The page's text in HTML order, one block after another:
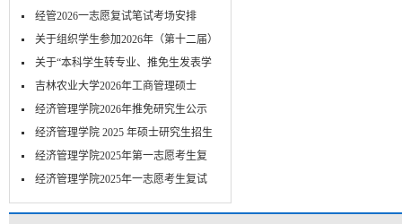
经管2026一志愿复试笔试考场安排
关于组织学生参加2026年（第十二届）
MPA...
关于“本科学生转专业、推免生发表学
术...
吉林农业大学2026年工商管理硕士
（MBA）...
经济管理学院2026年推免研究生公示
经济管理学院 2025 年硕士研究生招生
考...
经济管理学院2025年第一志愿考生复
试-笔...
​经济管理学院2025年一志愿考生复试
面...